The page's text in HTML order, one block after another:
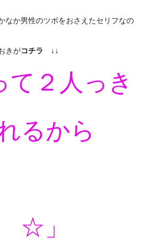
性のツボをおさえたセリフなの
がコチラ ↓↓
て２人っき
るから
☆」